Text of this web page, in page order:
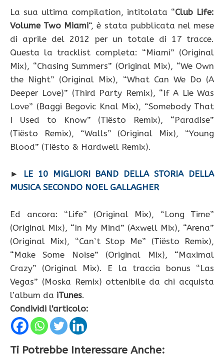
La sua ultima compilation, intitolata “Club Life:
Volume Two Miami“, è stata pubblicata nel mese
di aprile del 2012 per un totale di 17 tracce.
Questa la tracklist completa: “Miami” (Original
Mix), “Chasing Summers” (Original Mix), “We Own
the Night” (Original Mix), “What Can We Do (A
Deeper Love)” (Third Party Remix), “If A Lie Was
Love” (Baggi Begovic Knal Mix), “Somebody That
I Used to Know” (Tiësto Remix), “Paradise”
(Tiësto Remix), “Walls” (Original Mix), “Young
Blood” (Tiësto & Hardwell Remix).
►
LE 10 MIGLIORI BAND DELLA STORIA DELLA
MUSICA SECONDO NOEL GALLAGHER
Ed ancora: “Life” (Original Mix), “Long Time”
(Original Mix), “In My Mind” (Axwell Mix), “Arena”
(Original Mix), “Can’t Stop Me” (Tiësto Remix),
“Make Some Noise” (Original Mix), “Maximal
Crazy” (Original Mix). E la traccia bonus “Las
Vegas” (Moska Remix) ottenibile da chi acquista
l’album da iTunes.
Condividi l'articolo:
Ti Potrebbe Interessare Anche: